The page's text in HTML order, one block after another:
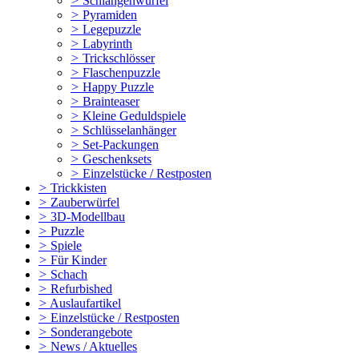
> Pyramiden
> Legepuzzle
> Labyrinth
> Trickschlösser
> Flaschenpuzzle
> Happy Puzzle
> Brainteaser
> Kleine Geduldspiele
> Schlüsselanhänger
> Set-Packungen
> Geschenksets
> Einzelstücke / Restposten
> Trickkisten
> Zauberwürfel
> 3D-Modellbau
> Puzzle
> Spiele
> Für Kinder
> Schach
> Refurbished
> Auslaufartikel
> Einzelstücke / Restposten
> Sonderangebote
> News / Aktuelles